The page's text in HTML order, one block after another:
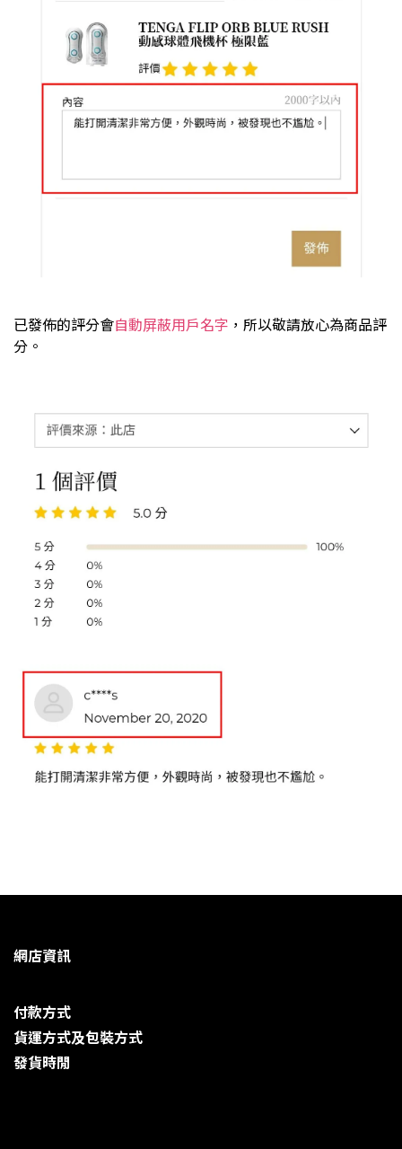
已發佈的評分會自動屏蔽用戶名字 ，所以敬請放心為商品評
分。
網店資訊
付款方式
貨運方式及包裝方式
發貨時閒